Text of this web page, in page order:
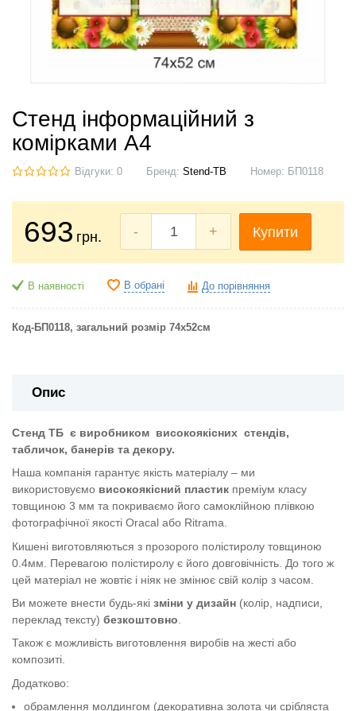
Стенд інформаційний з
комірками А4
Відгуки: 0 Бренд: Stend-TB Номер: БП0118
693 грн. - + Купити
В наявності В обрані До порівняння
Код-БП0118, загальний розмір 74х52см
Опис
Стенд ТБ є виробником високоякісних стендів,
табличок, банерів та декору.
Наша компанія гарантує якість матеріалу – ми
використовуємо високоякісний пластик преміум класу
товщиною 3 мм та покриваємо його самоклійною плівкою
фотографічної якості Oracal або Ritrama.
Кишені виготовляються з прозорого полістиролу товщиною
0.4мм. Перевагою полістиролу є його довговічність. До того ж
цей матеріал не жовтіє і ніяк не змінює свій колір з часом.
Ви можете внести будь-які зміни у дизайн (колір, надписи,
переклад тексту) безкоштовно
Також є можливість виготовлення виробів на жесті або
композиті.
Додатково:
обрамлення молдингом (декоративна золота чи срібляста